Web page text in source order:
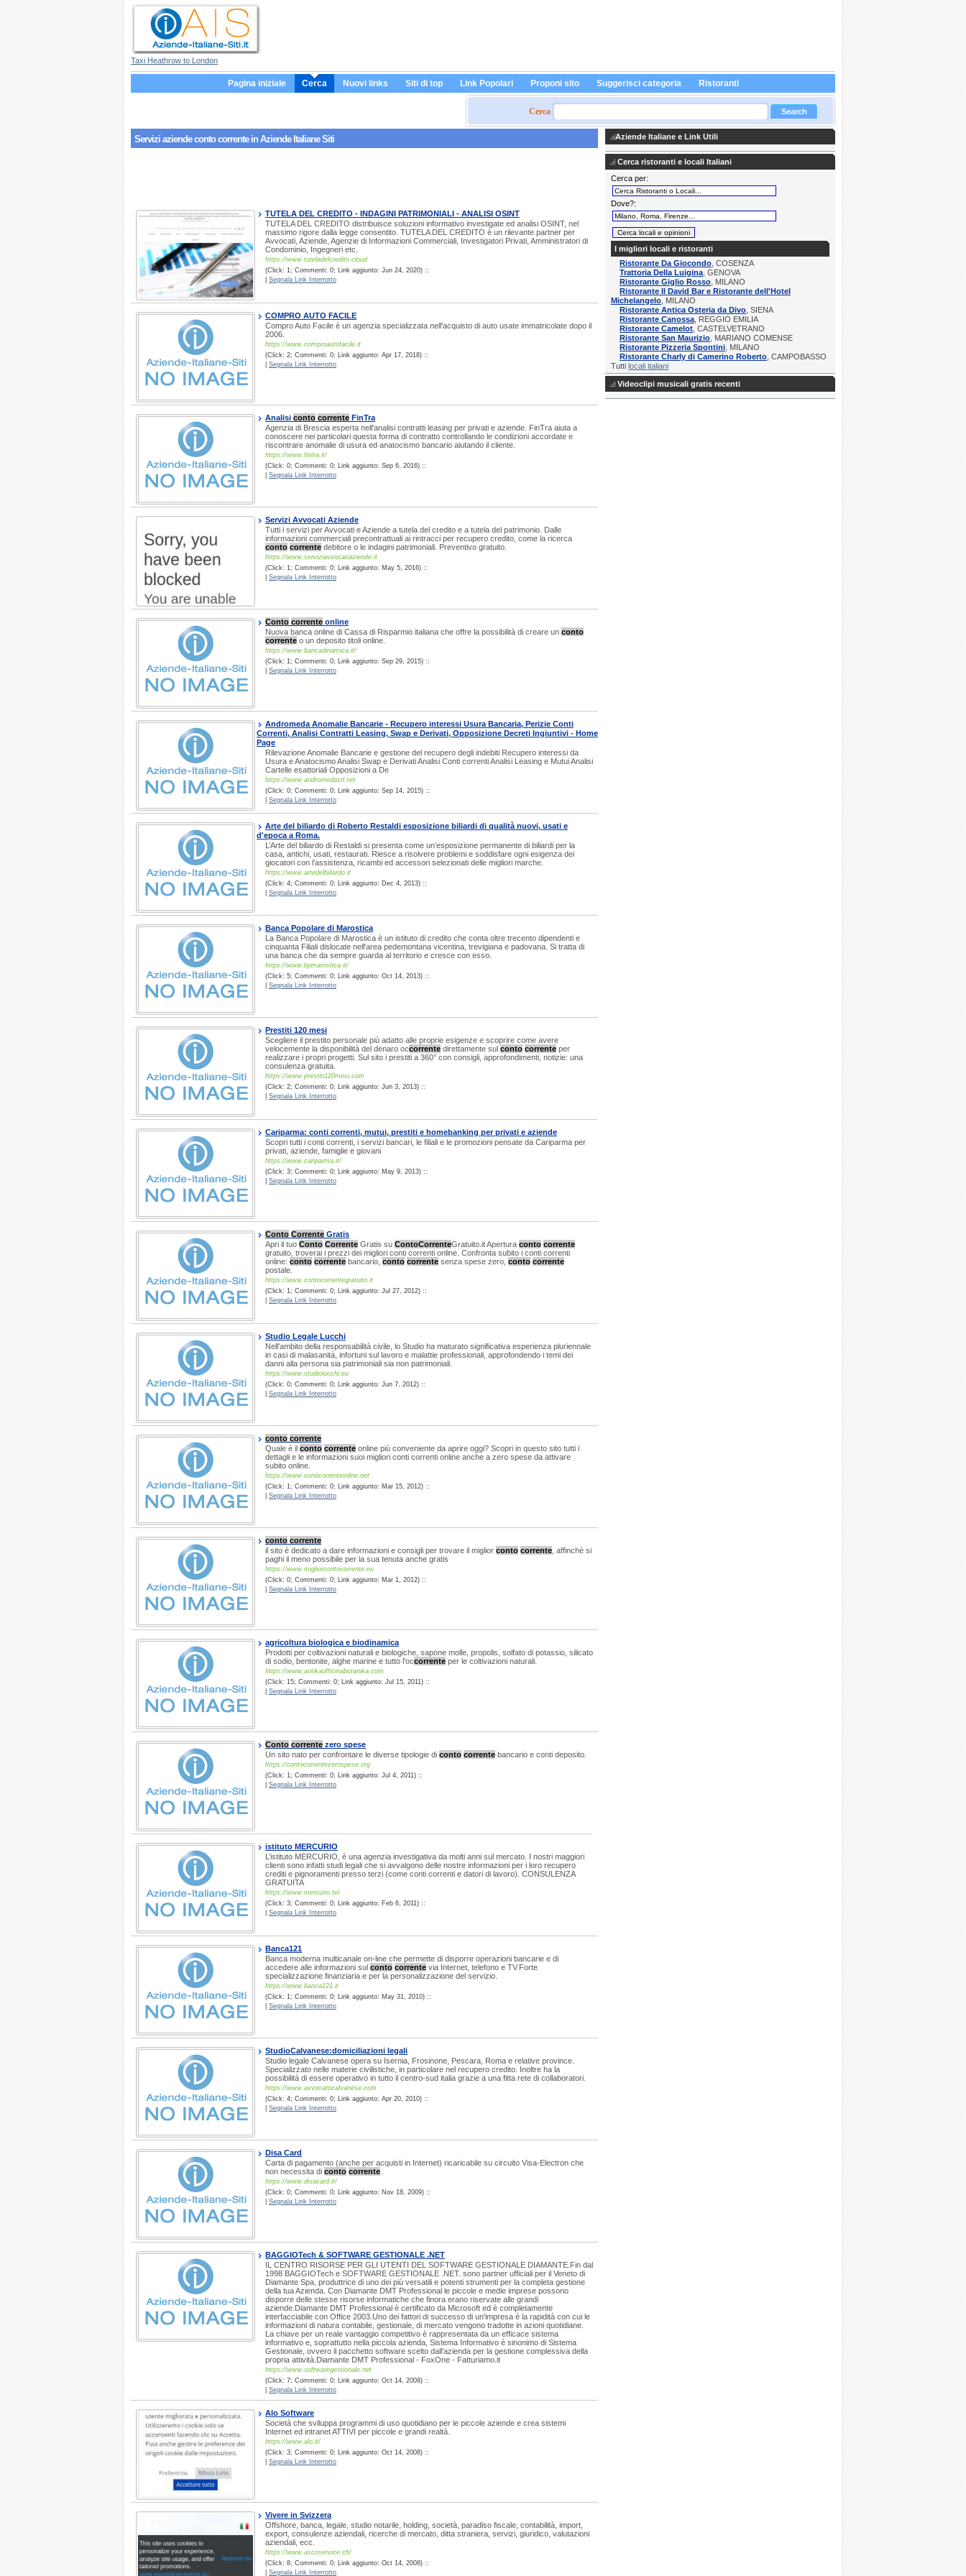
Taxi Heathrow to London
Pagina iniziale Cerca Nuovi links Siti di top Link Popolari Proponi sito Suggerisci categoria Ristoranti
Cerca
Servizi aziendeconto correntein Aziende Italiane Siti
TUTELA DEL CREDITO - INDAGINI PATRIMONIALI - ANALISI OSINT
TUTELA DEL CREDITO distribuisce soluzioni informativo investigate ed analisi OSINT, nel
massimo rigore dalla legge consentito. TUTELA DEL CREDITO è un rilevante partner per
Avvocati, Aziende, Agenzie di Informazioni Commerciali, Investigatori Privati, Amministratori di
Condominio, Ingegneri etc.
https://www.tuteladelcredito.cloud
(Click: 1; Commenti: 0; Link aggiunto: Jun 24, 2020) ::
Segnala Link Interrotto
COMPRO AUTO FACILE
Compro Auto Facile è un agenzia specializzata nell'acquisto di auto usate immatricolate dopo il
2006.
https://www.comproautofacile.it
(Click: 2; Commenti: 0; Link aggiunto: Apr 17, 2018) ::
Segnala Link Interrotto
Analisi conto corrente FinTra
Agenzia di Brescia esperta nell'analisi contratti leasing per privati e aziende. FinTra aiuta a
conoscere nei particolari questa forma di contratto controllando le condizioni accordate e
riscontrare anomalie di usura ed anatocismo bancario aiutando il cliente.
https://www.fintra.it/
(Click: 0; Commenti: 0; Link aggiunto: Sep 6, 2016) ::
Segnala Link Interrotto
Servizi Avvocati Aziende
Tutti i servizi per Avvocati e Aziende a tutela del credito e a tutela del patrimonio. Dalle
informazioni commerciali precontrattuali ai rintracci per recupero credito, come la ricerca
conto corrente debitore o le indagini patrimoniali. Preventivo gratuito.
https://www.serviziavvocatiaziende.it
(Click: 1; Commenti: 0; Link aggiunto: May 5, 2016) ::
Segnala Link Interrotto
Conto corrente online
Nuova banca online di Cassa di Risparmio italiana che offre la possibilità di creare un conto
corrente o un deposito titoli online.
https://www.bancadinamica.it/
(Click: 1; Commenti: 0; Link aggiunto: Sep 29, 2015) ::
Segnala Link Interrotto
Andromeda Anomalie Bancarie - Recupero interessi Usura Bancaria, Perizie Conti
Correnti, Analisi Contratti Leasing, Swap e Derivati, Opposizione Decreti Ingiuntivi - Home
Page
Rilevazione Anomalie Bancarie e gestione del recupero degli indebiti Recupero interessi da
Usura e Anatocismo Analisi Swap e Derivati Analisi Conti correnti Analisi Leasing e Mutui Analisi
Cartelle esattoriali Opposizioni a De
https://www.andromedasrl.net
(Click: 0; Commenti: 0; Link aggiunto: Sep 14, 2015) ::
Segnala Link Interrotto
Arte del biliardo di Roberto Restaldi esposizione biliardi di qualità nuovi, usati e
d'epoca a Roma.
L’Arte del biliardo di Restaldi si presenta come un’esposizione permanente di biliardi per la
casa, antichi, usati, restaurati. Riesce a risolvere problemi e soddisfare ogni esigenza dei
giocatori con l’assistenza, ricambi ed accessori selezionati delle migliori marche.
https://www.artedelbiliardo.it
(Click: 4; Commenti: 0; Link aggiunto: Dec 4, 2013) ::
Segnala Link Interrotto
Banca Popolare di Marostica
La Banca Popolare di Marostica è un istituto di credito che conta oltre trecento dipendenti e
cinquanta Filiali dislocate nell'area pedemontana vicentina, trevigiana e padovana. Si tratta di
una banca che da sempre guarda al territorio e cresce con esso.
https://www.bpmarostica.it/
(Click: 5; Commenti: 0; Link aggiunto: Oct 14, 2013) ::
Segnala Link Interrotto
Prestiti 120 mesi
Scegliere il prestito personale più adatto alle proprie esigenze e scoprire come avere
velocemente la disponibilità del denaro occorrente direttamente sul conto corrente per
realizzare i propri progetti. Sul sito i prestiti a 360° con consigli, approfondimenti, notizie: una
consulenza gratuita.
https://www.prestiti120mesi.com
(Click: 2; Commenti: 0; Link aggiunto: Jun 3, 2013) ::
Segnala Link Interrotto
Cariparma: conti correnti, mutui, prestiti e homebanking per privati e aziende
Scopri tutti i conti correnti, i servizi bancari, le filiali e le promozioni pensate da Cariparma per
privati, aziende, famiglie e giovani
https://www.cariparma.it/
(Click: 3; Commenti: 0; Link aggiunto: May 9, 2013) ::
Segnala Link Interrotto
Conto Corrente Gratis
Apri il tuo Conto Corrente Gratis su ContoCorrenteGratuito.it Apertura conto corrente
gratuito, troverai i prezzi dei migliori conti correnti online. Confronta subito i conti correnti
online: conto corrente bancario, conto corrente senza spese zero, conto corrente
postale.
https://www.contocorrentegratuito.it
(Click: 1; Commenti: 0; Link aggiunto: Jul 27, 2012) ::
Segnala Link Interrotto
Studio Legale Lucchi
Nell'ambito della responsabilità civile, lo Studio ha maturato significativa esperienza pluriennale
in casi di malasanità, infortuni sul lavoro e malattie professionali, approfondendo i temi dei
danni alla persona sia patrimoniali sia non patrimoniali.
https://www.studiolucchi.eu
(Click: 0; Commenti: 0; Link aggiunto: Jun 7, 2012) ::
Segnala Link Interrotto
conto corrente
Quale è il conto corrente online più conveniente da aprire oggi? Scopri in questo sito tutti i
dettagli e le informazioni suoi migliori conti correnti online anche a zero spese da attivare
subito online.
https://www.conticorrentionline.net
(Click: 1; Commenti: 0; Link aggiunto: Mar 15, 2012) ::
Segnala Link Interrotto
conto corrente
il sito è dedicato a dare informazioni e consigli per trovare il miglior conto corrente , affinchè si
paghi il meno possibile per la sua tenuta anche gratis
https://www.migliorcontocorrente.eu
(Click: 0; Commenti: 0; Link aggiunto: Mar 1, 2012) ::
Segnala Link Interrotto
agricoltura biologica e biodinamica
Prodotti per coltivazioni naturali e biologiche, sapone molle, propolis, solfato di potassio, silicato
di sodio, bentonite, alghe marine e tutto l'occorrente per le coltivazioni naturali.
https://www.antikaofficinabotanika.com
(Click: 15; Commenti: 0; Link aggiunto: Jul 15, 2011) ::
Segnala Link Interrotto
Conto corrente zero spese
Un sito nato per confrontare le diverse tipologie di conto corrente bancario e conti deposito.
https://contocorrentezerospese.org
(Click: 1; Commenti: 0; Link aggiunto: Jul 4, 2011) ::
Segnala Link Interrotto
istituto MERCURIO
L’istituto MERCURIO, è una agenzia investigativa da molti anni sul mercato. I nostri maggiori
clienti sono infatti studi legali che si avvalgono delle nostre informazioni per i loro recupero
crediti e pignoramenti presso terzi (come conti correnti e datori di lavoro). CONSULENZA
GRATUITA
https://www.mercurio.tel
(Click: 3; Commenti: 0; Link aggiunto: Feb 6, 2011) ::
Segnala Link Interrotto
Banca121
Banca moderna multicanale on-line che permette di disporre operazioni bancarie e di
accedere alle informazioni sul conto corrente via Internet, telefono e TV.Forte
specializzazione finanziaria e per la personalizzazione del servizio.
https://www.banca121.it
(Click: 1; Commenti: 0; Link aggiunto: May 31, 2010) ::
Segnala Link Interrotto
StudioCalvanese:domiciliazioni legali
Studio legale Calvanese opera su Isernia, Frosinone, Pescara, Roma e relative province.
Specializzato nelle materie civilistiche, in particolare nel recupero credito. Inoltre ha la
possibilità di essere operativo in tutto il centro-sud italia grazie a una fitta rete di collaboratori.
https://www.avvocatocalvanese.com
(Click: 4; Commenti: 0; Link aggiunto: Apr 20, 2010) ::
Segnala Link Interrotto
Disa Card
Carta di pagamento (anche per acquisti in Internet) ricaricabile su circuito Visa-Electron che
non necessita di conto corrente
https://www.disacard.it/
(Click: 0; Commenti: 0; Link aggiunto: Nov 18, 2009) ::
Segnala Link Interrotto
BAGGIOTech & SOFTWARE GESTIONALE .NET
IL CENTRO RISORSE PER GLI UTENTI DEL SOFTWARE GESTIONALE DIAMANTE.Fin dal
1998 BAGGIOTech e SOFTWARE GESTIONALE .NET. sono partner ufficiali per il Veneto di
Diamante Spa, produttrice di uno dei più versatili e potenti strumenti per la completa gestione
della tua Azienda. Con Diamante DMT Professional le piccole e medie imprese possono
disporre delle stesse risorse informatiche che finora erano riservate alle grandi
aziende.Diamante DMT Professional è certificato da Microsoft ed è completamente
interfacciabile con Office 2003.Uno dei fattori di successo di un'impresa è la rapidità con cui le
informazioni di natura contabile, gestionale, di mercato vengono tradotte in azioni quotidiane.
La chiave per un reale vantaggio competitivo è rappresentata da un efficace sistema
informativo e, soprattutto nella piccola azienda, Sistema Informativo è sinonimo di Sistema
Gestionale, ovvero il pacchetto software scelto dall'azienda per la gestione complessiva della
propria attività.Diamante DMT Professional - FoxOne - Fatturiamo.it
https://www.softwaregestionale.net
(Click: 7; Commenti: 0; Link aggiunto: Oct 14, 2008) ::
Segnala Link Interrotto
Alo Software
Società che sviluppa programmi di uso quotidiano per le piccole aziende e crea sistemi
Internet ed intranet ATTIVI per piccole e grandi realtà.
https://www.alo.it/
(Click: 3; Commenti: 0; Link aggiunto: Oct 14, 2008) ::
Segnala Link Interrotto
Vivere in Svizzera
Offshore, banca, legale, studio notarile, holding, società, paradiso fiscale, contabilità, import,
export, consulenze aziendali, ricerche di mercato, ditta straniera, servizi, giuridico, valutazioni
aziendali, ecc.
https://www.ascoservice.ch/
(Click: 8; Commenti: 0; Link aggiunto: Oct 14, 2008) ::
Segnala Link Interrotto
Aziende Italiane e Link Utili
Cerca ristoranti e locali Italiani
Cerca per:
Dove?:
I migliori locali e ristoranti
Ristorante Da Giocondo , COSENZA
Trattoria Della Luigina , GENOVA
Ristorante Giglio Rosso , MILANO
Ristorante Il David Bar e Ristorante dell'Hotel
Michelangelo , MILANO
Ristorante Antica Osteria da Divo , SIENA
Ristorante Canossa , REGGIO EMILIA
Ristorante Camelot , CASTELVETRANO
Ristorante San Maurizio , MARIANO COMENSE
Ristorante Pizzeria Spontini , MILANO
Ristorante Charly di Camerino Roberto , CAMPOBASSO
Tutti locali italiani
Videoclipi musicali gratis recenti